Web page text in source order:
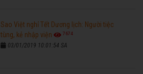
Sao Việt nghỉ Tết Dương lịch: Người tiệc
tùng, kẻ nhập viện
7674
03/01/2019 10:01:54 SA